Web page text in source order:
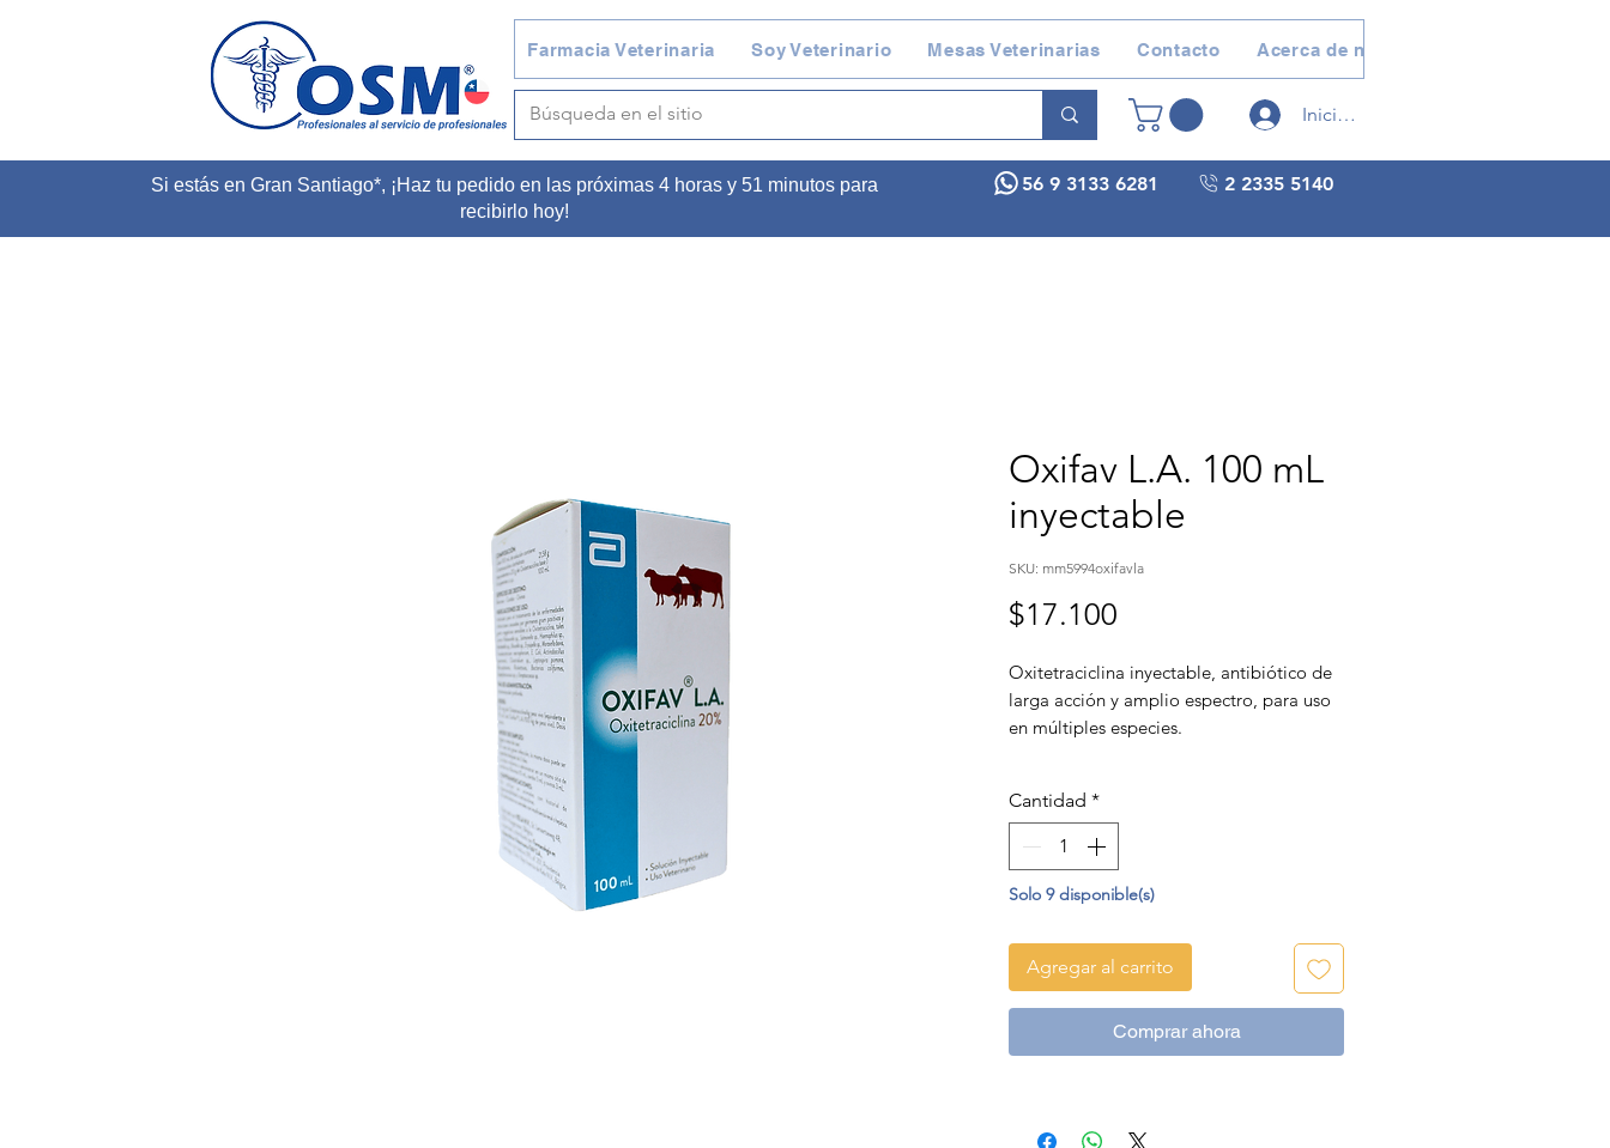
Farmacia Veterinaria Soy Veterinario Mesas Veterinarias Contacto Acerca de nosotros
Iniciar sesión
Si estás en Gran Santiago*, ¡Haz tu pedido en las próximas 4 horas y 51 minutos para
recibirlo hoy!
2 2335 5140
56 9 3133 6281
Oxifav L.A. 100 mL
inyectable
SKU: mm5994oxifavla
$17.100
Oxitetraciclina inyectable, antibiótico de
larga acción y amplio espectro, para uso
en múltiples especies.
VETERINARIA, enviar receta a
WhatsApp de contacto.
Cantidad *
Solo 9 disponible(s)
Agregar al carrito
Comprar ahora